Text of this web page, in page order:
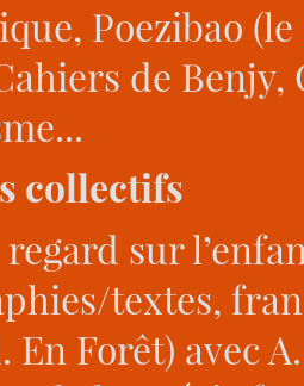
Poezibao
de
collectifs
sur
textes,
En Forêt) avec